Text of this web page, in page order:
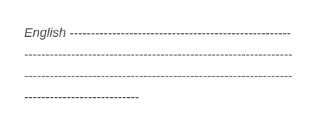
English ----------------------------------------------------
---------------------------------------------------------------
---------------------------------------------------------------
---------------------------